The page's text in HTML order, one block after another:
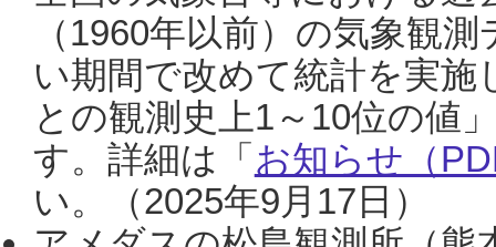
（1960年以前）の気象観
い期間で改めて統計を実
との観測史上1～10位の値
す。詳細は「 お知らせ（
い。（2025年9月17日）